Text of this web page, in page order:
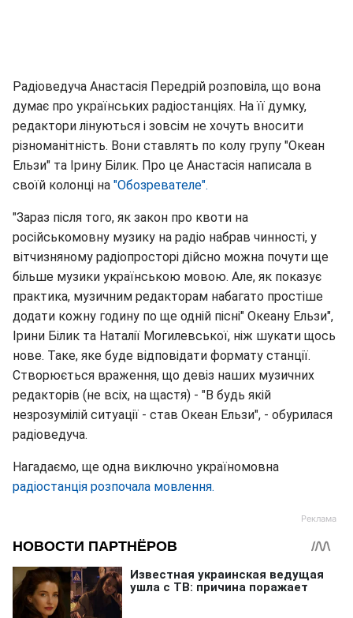
Радіоведуча Анастасія Передрій розповіла, що вона
думає про українських радіостанціях. На її думку,
редактори лінуються і зовсім не хочуть вносити
різноманітність. Вони ставлять по колу групу "Океан
Ельзи" та Ірину Білик. Про це Анастасія написала в
своїй колонці на "Обозревателе".
"Зараз після того, як закон про квоти на
російськомовну музику на радіо набрав чинності, у
вітчизняному радіопросторі дійсно можна почути ще
більше музики українською мовою. Але, як показує
практика, музичним редакторам набагато простіше
додати кожну годину по ще одній пісні" Океану Ельзи",
Ірини Білик та Наталії Могилевської, ніж шукати щось
нове. Таке, яке буде відповідати формату станції.
Створюється враження, що девіз наших музичних
редакторів (не всіх, на щастя) - "В будь якій
незрозумілій ситуації - став Океан Ельзи", - обурилася
радіоведуча.
Нагадаємо, ще одна виключно україномовна
радіостанція розпочала мовлення.